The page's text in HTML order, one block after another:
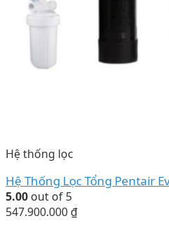
Hệ thống lọc
Hệ Thống Lọc Tổng Pentair
5.00 out of 5
547.900.000 ₫